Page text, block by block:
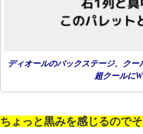
ディオールのバックステージ、ク
超クールに
ちょっと黒みを感じるので